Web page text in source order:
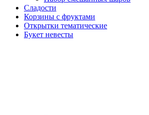
Сладости
Корзины с фруктами
Открытки тематические
Букет невесты